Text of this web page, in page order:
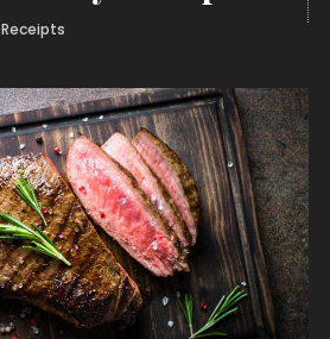
Receipts